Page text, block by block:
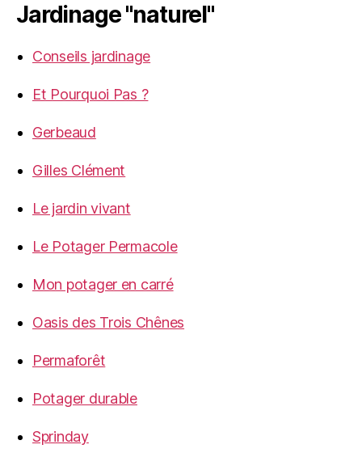
Jardinage "naturel"
Conseils jardinage
Et Pourquoi Pas ?
Gerbeaud
Gilles Clément
Le jardin vivant
Le Potager Permacole
Mon potager en carré
Oasis des Trois Chênes
Permaforêt
Potager durable
Sprinday